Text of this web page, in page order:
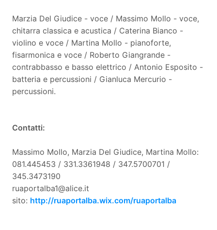
Marzia Del Giudice - voce / Massimo Mollo - voce,
chitarra classica e acustica / Caterina Bianco -
violino e voce / Martina Mollo - pianoforte,
fisarmonica e voce / Roberto Giangrande -
contrabbasso e basso elettrico / Antonio Esposito -
batteria e percussioni / Gianluca Mercurio -
percussioni.
Contatti:
Massimo Mollo, Marzia Del Giudice, Martina Mollo:
081.445453 / 331.3361948 / 347.5700701 /
345.3473190
ruaportalba1@alice.it
sito: http://ruaportalba.wix.com/ruaportalba